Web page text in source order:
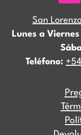
San
Lunes a Viernes
Teléfono: